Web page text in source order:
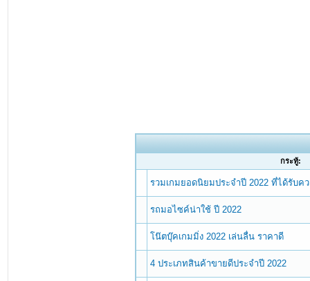
กระทู้:
รวมเกมยอดนิยมประจำปี 2022 ที่ได้รับ
รถมอไซค์น่าใช้ ปี 2022
โน๊ตบุ๊คเกมมิ่ง 2022 เล่นลื่น ราคาดี
4 ประเภทสินค้าขายดีประจำปี 2022